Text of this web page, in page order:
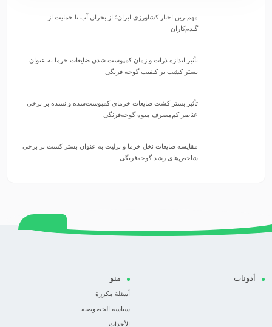
مهم‌ترین اخبار کشاورزی ایران؛ از بحران آب تا حمایت از
گندم‌کاران
تأثیر اندازه ذرات و زمان کمپوست شدن ضایعات خرما به عنوان
بستر کشت بر کیفیت گوجه فرنگی
تأثیر بستر کشت ضایعات خرمای کمپوست‌شده و نشده بر برخی
عناصر کم‌مصرف میوه گوجه‌فرنگی
مقایسه ضایعات نخل خرما و پرلیت به عنوان بستر کشت بر برخی
شاخص‌های رشد گوجه‌فرنگی
أذونات منو
أسئلة مكررة
سياسة الخصوصية
الأحداث